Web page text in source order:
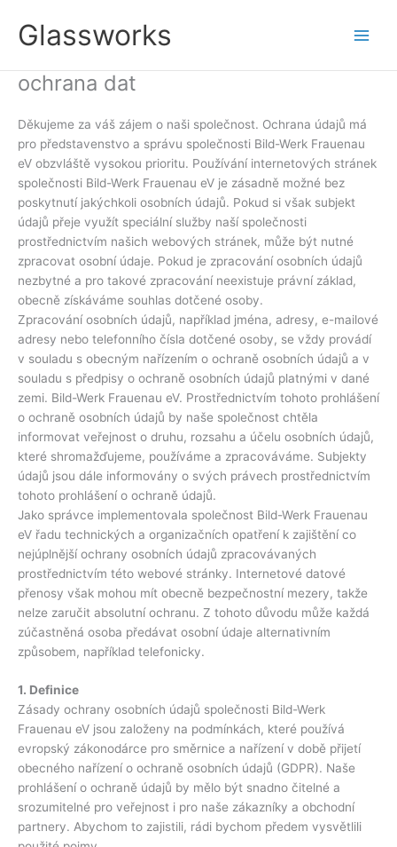
obsahGlassworks
ochrana dat
Děkujeme za váš zájem o naši společnost. Ochrana údajů má
pro představenstvo a správu společnosti Bild-Werk Frauenau
eV obzvláště vysokou prioritu. Používání internetových stránek
společnosti Bild-Werk Frauenau eV je zásadně možné bez
poskytnutí jakýchkoli osobních údajů. Pokud si však subjekt
údajů přeje využít speciální služby naší společnosti
prostřednictvím našich webových stránek, může být nutné
zpracovat osobní údaje. Pokud je zpracování osobních údajů
nezbytné a pro takové zpracování neexistuje právní základ,
obecně získáváme souhlas dotčené osoby.
Zpracování osobních údajů, například jména, adresy, e-mailové
adresy nebo telefonního čísla dotčené osoby, se vždy provádí
v souladu s obecným nařízením o ochraně osobních údajů a v
souladu s předpisy o ochraně osobních údajů platnými v dané
zemi. Bild-Werk Frauenau eV. Prostřednictvím tohoto prohlášení
o ochraně osobních údajů by naše společnost chtěla
informovat veřejnost o druhu, rozsahu a účelu osobních údajů,
které shromažďujeme, používáme a zpracováváme. Subjekty
údajů jsou dále informovány o svých právech prostřednictvím
tohoto prohlášení o ochraně údajů.
Jako správce implementovala společnost Bild-Werk Frauenau
eV řadu technických a organizačních opatření k zajištění co
nejúplnější ochrany osobních údajů zpracovávaných
prostřednictvím této webové stránky. Internetové datové
přenosy však mohou mít obecně bezpečnostní mezery, takže
nelze zaručit absolutní ochranu. Z tohoto důvodu může každá
zúčastněná osoba předávat osobní údaje alternativním
způsobem, například telefonicky.
1. Definice
Zásady ochrany osobních údajů společnosti Bild-Werk
Frauenau eV jsou založeny na podmínkách, které používá
evropský zákonodárce pro směrnice a nařízení v době přijetí
obecného nařízení o ochraně osobních údajů (GDPR). Naše
prohlášení o ochraně údajů by mělo být snadno čitelné a
srozumitelné pro veřejnost i pro naše zákazníky a obchodní
partnery. Abychom to zajistili, rádi bychom předem vysvětlili